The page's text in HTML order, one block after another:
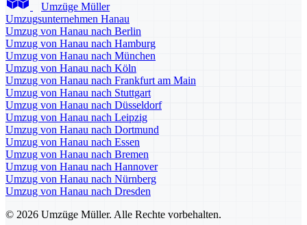
Umzüge Müller
Umzugsunternehmen Hanau
Umzug von Hanau nach Berlin
Umzug von Hanau nach Hamburg
Umzug von Hanau nach München
Umzug von Hanau nach Köln
Umzug von Hanau nach Frankfurt am Main
Umzug von Hanau nach Stuttgart
Umzug von Hanau nach Düsseldorf
Umzug von Hanau nach Leipzig
Umzug von Hanau nach Dortmund
Umzug von Hanau nach Essen
Umzug von Hanau nach Bremen
Umzug von Hanau nach Hannover
Umzug von Hanau nach Nürnberg
Umzug von Hanau nach Dresden
© 2026 Umzüge Müller. Alle Rechte vorbehalten.